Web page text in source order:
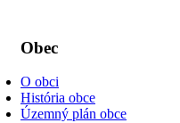
Obec
O obci
História obce
Územný plán obce